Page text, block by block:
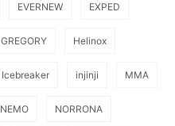
EVERNEW EXPED
GREGORY Helinox
Icebreaker injinji MMA
NEMO NORRONA